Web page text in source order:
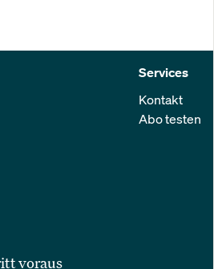
Services
Kontakt
Abo testen
voraus